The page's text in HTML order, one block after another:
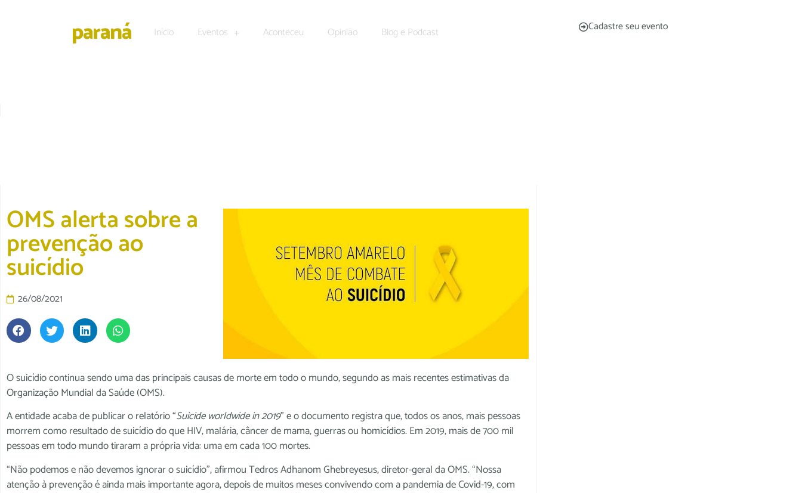
Início Eventos Aconteceu Opinião Blog e Podcast Cadastre seu evento
OMS alerta sobre a
prevenção ao
suicídio
26/08/2021
O suicídio continua sendo uma das principais causas de morte em todo o mundo, segundo as mais recentes estimativas da
Organização Mundial da Saúde (OMS).
A entidade acaba de publicar o relatório “Suicide worldwide in 2019” e o documento registra que, todos os anos, mais pessoas
morrem como resultado de suicídio do que HIV, malária, câncer de mama, guerras ou homicídios. Em 2019, mais de 700 mil
pessoas em todo mundo tiraram a própria vida: uma em cada 100 mortes.
“Não podemos e não devemos ignorar o suicídio”, afirmou Tedros Adhanom Ghebreyesus, diretor-geral da OMS. “Nossa
atenção à prevenção é ainda mais importante agora, depois de muitos meses convivendo com a pandemia de Covid-19, com